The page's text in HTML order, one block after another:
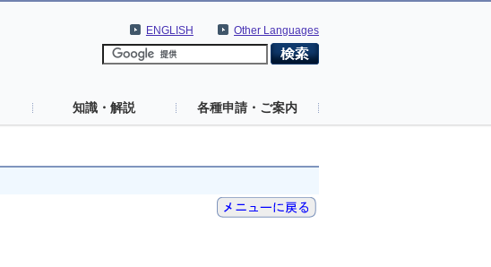
Other Languages
ENGLISH
知識・解説 各種申請・ご案内